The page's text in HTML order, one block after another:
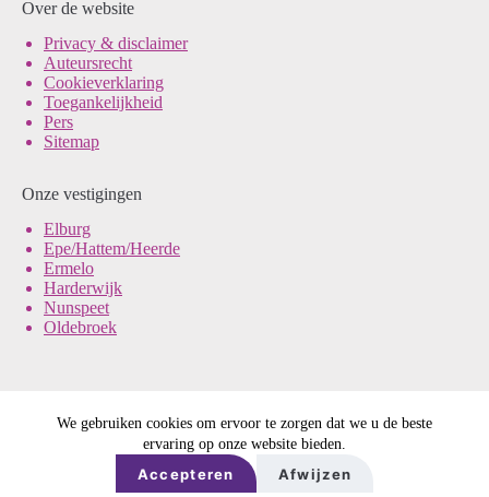
We gebruiken cookies om ervoor te zorgen dat we u de beste
ervaring op onze website bieden.
Accepteren Afwijzen
Onze vestigingen
Elburg
Epe/Hattem/Heerde
Ermelo
Harderwijk
Nunspeet
Oldebroek
Over de website
Privacy & disclaimer
Auteursrecht
Cookieverklaring
Toegankelijkheid
Pers
Sitemap
© Noord-Veluws Archief
DE REE
B.V.en Best4U